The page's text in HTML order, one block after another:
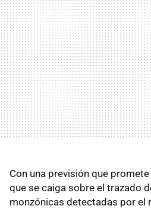
Con una previsión que
que se caiga sobre el trazado
monzónicas detectadas por el